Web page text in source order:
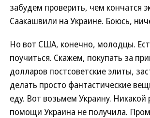
забудем проверить, чем кончатся
Саакашвили на Украине. Боюсь,
Но вот США, конечно, молодцы.
поучиться. Скажем, покупать за
долларов постсоветские элиты,
делать просто фантастические
еду. Вот возьмем Украину. Никакой
помощи Украина не получила.